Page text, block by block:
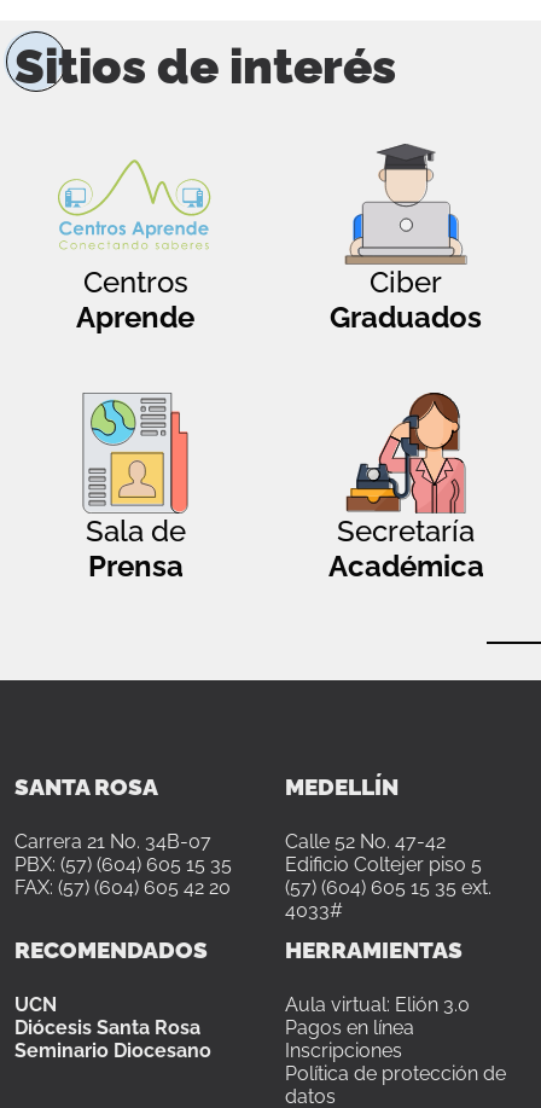
Sitios de interés
Centros
Aprende
Ciber
Graduados
Sala de
Prensa
Secretaría
Académica
SANTA ROSA
Carrera 21 No. 34B-07
PBX: (57) (604) 605 15 35
FAX: (57) (604) 605 42 20
MEDELLÍN
Calle 52 No. 47-42
Edificio Coltejer piso 5
(57) (604) 605 15 35 ext.
4033#
RECOMENDADOS
UCN
Diócesis Santa Rosa
Seminario Diocesano
HERRAMIENTAS
Aula virtual: Elión 3.0
Pagos en línea
Inscripciones
Política de protección de
datos